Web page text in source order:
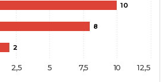
10
8
2
10
2,5 5 7,5 12,5